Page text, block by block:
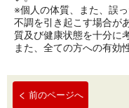
※個人の体質、また、誤
不調を引き起こす場合が
質及び健康状態を十分に
また、全ての方への有効
前のページへ